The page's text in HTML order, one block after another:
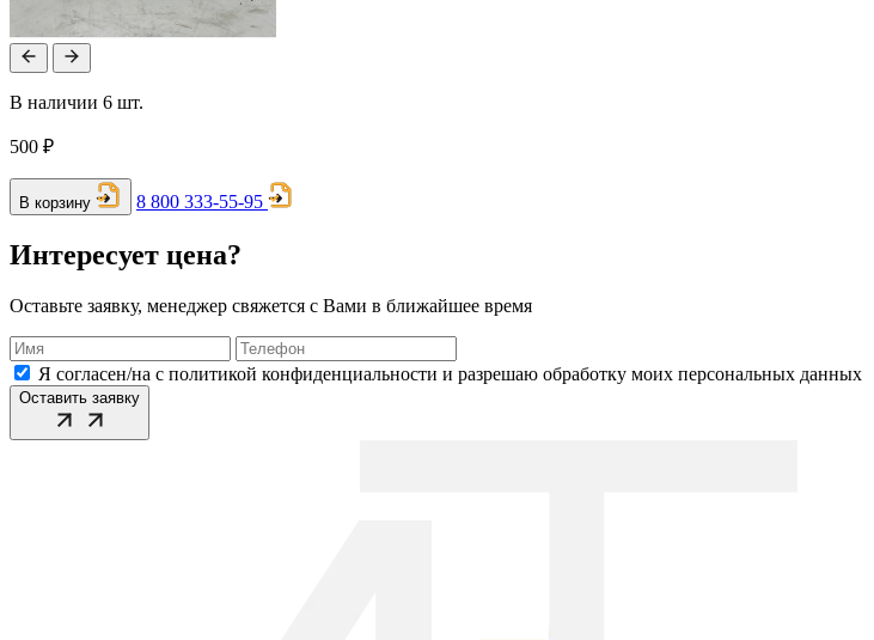
В наличии 6 шт.
500 ₽
В корзину 8 800 333-55-95
Интересует цена?
Оставьте заявку, менеджер свяжется с Вами в ближайшее время
Я согласен/на с политикой конфиденциальности и разрешаю обработку моих персональных данных
Оставить заявку